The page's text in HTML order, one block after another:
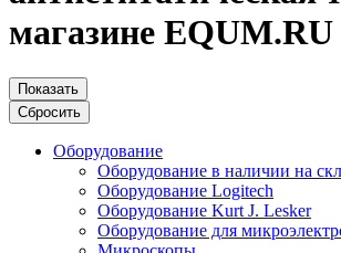
магазине EQUM.RU
Показать
Сбросить
Оборудование
Оборудование в наличии на
Оборудование Logitech
Оборудование Kurt J. Lesker
Оборудование для